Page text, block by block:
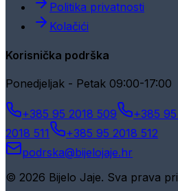
Politika privatnosti
Kolačići
Korisnička podrška
Ponedjeljak - Petak 09:00-17:00
+385 95 2018 509 +385
2018 511
+385 95 2018 512
podrska@bijelojaje.hr
© 2026 Bijelo Jaje. Sva prava